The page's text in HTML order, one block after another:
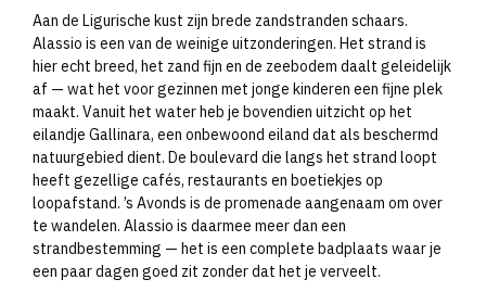
Aan de Ligurische kust zijn brede zandstranden schaars.
Alassio is een van de weinige uitzonderingen. Het strand is
hier echt breed, het zand fijn en de zeebodem daalt geleidelijk
af — wat het voor gezinnen met jonge kinderen een fijne plek
maakt. Vanuit het water heb je bovendien uitzicht op het
eilandje Gallinara, een onbewoond eiland dat als beschermd
natuurgebied dient. De boulevard die langs het strand loopt
heeft gezellige cafés, restaurants en boetiekjes op
loopafstand. ’s Avonds is de promenade aangenaam om over
te wandelen. Alassio is daarmee meer dan een
strandbestemming — het is een complete badplaats waar je
een paar dagen goed zit zonder dat het je verveelt.